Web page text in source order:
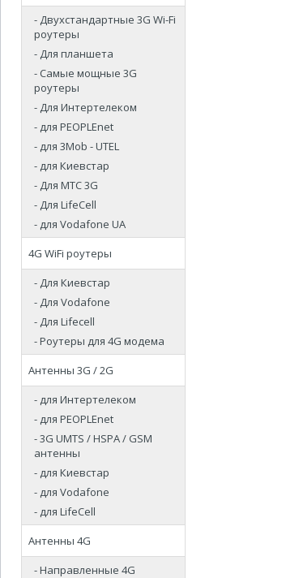
- Двухстандартные 3G Wi-Fi
роутеры
- Для планшета
- Самые мощные 3G
роутеры
- Для Интертелеком
- для PEOPLEnet
- для 3Mob - UTEL
- для Киевстар
- Для МТС 3G
- Для LifeCell
- для Vodafone UA
4G WiFi роутеры
- Для Киевстар
- Для Vodafone
- Для Lifecell
- Роутеры для 4G модема
Антенны 3G / 2G
- для Интертелеком
- для PEOPLEnet
- 3G UMTS / HSPA / GSM
антенны
- для Киевстар
- для Vodafone
- для LifeCell
Антенны 4G
- Направленные 4G